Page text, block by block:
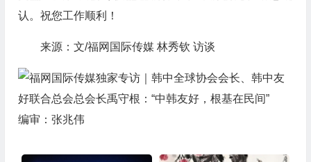
认。祝您工作顺利！
来源：文/福网国际传媒 林秀钦 访谈
编审：张兆伟